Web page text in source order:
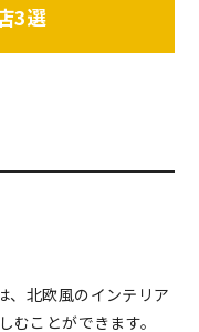
3選
、北欧風のインテリア
むことができます。